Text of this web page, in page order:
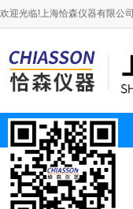
欢迎光临!上海恰森仪器有限公司